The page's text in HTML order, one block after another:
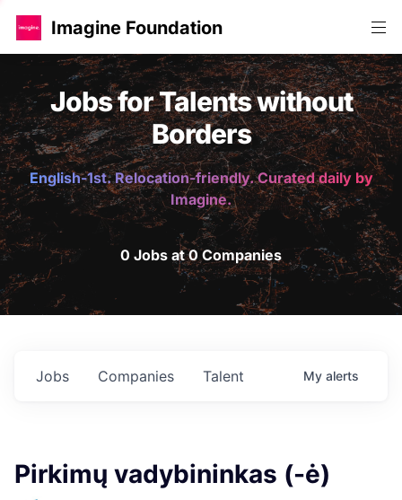
Imagine Foundation
Jobs for Talents without
Borders
English-1st. Relocation-friendly. Curated daily by
Imagine.
0 Jobs at 0 Companies
Jobs Companies Talent My alerts
Pirkimų vadybininkas (-ė)